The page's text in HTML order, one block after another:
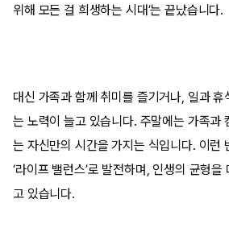
위해 모든 걸 희생하는 시대’는 끝났습니다.
대신 가족과 함께 취미를 즐기거나, 일과 휴
는 노력이 늘고 있습니다. 주말에는 가족과
는 자신만의 시간을 가지는 식입니다. 이런
‘라이프 밸런스’로 발전하며, 인생의 균형을
고 있습니다.